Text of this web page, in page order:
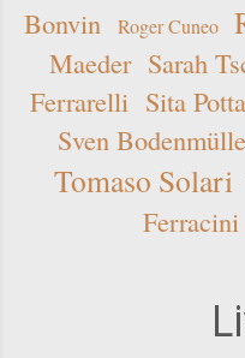
Bonvin
Roger Cuneo
Maeder Sarah
Ferrarelli Sita
Sven
Tomaso Solari
Ferracini